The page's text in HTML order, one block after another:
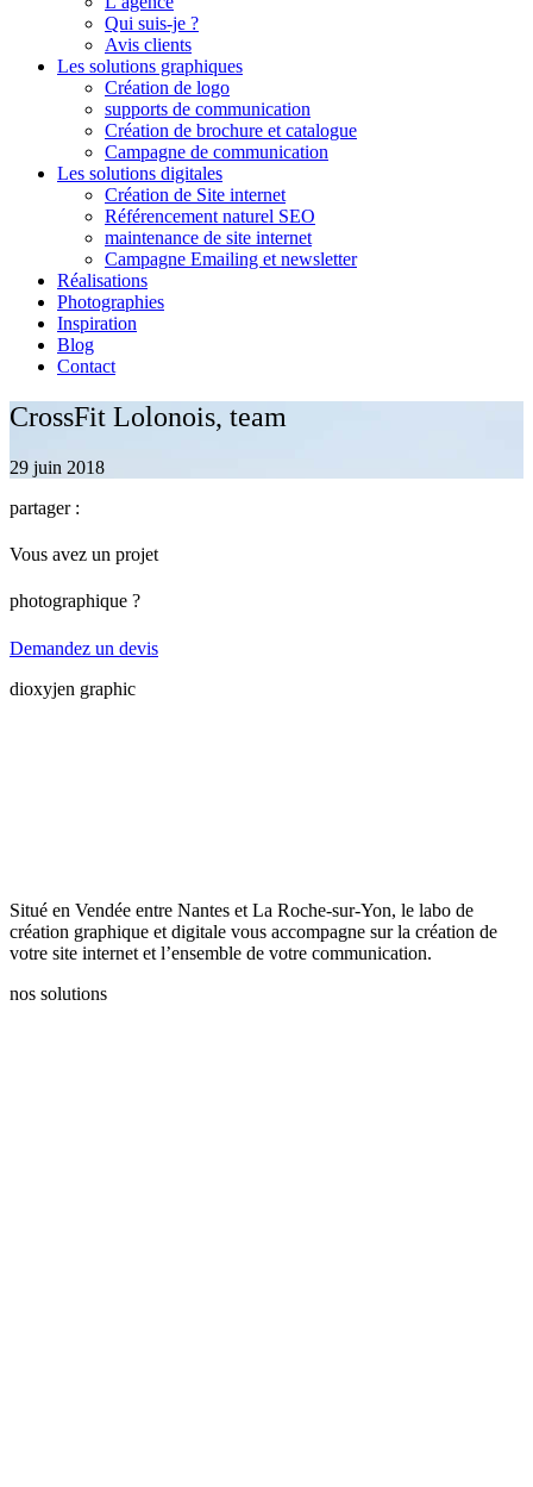
Qui suis-je ?
Avis clients
Les solutions graphiques
Création de logo
supports de communication
Création de brochure et catalogue
Campagne de communication
Les solutions digitales
Création de Site internet
Référencement naturel SEO
maintenance de site internet
Campagne Emailing et newsletter
Réalisations
Photographies
Inspiration
Blog
Contact
CrossFit Lolonois, team
29 juin 2018
partager :
Vous avez un projet
photographique ?
Demandez un devis
dioxyjen graphic
Situé en Vendée entre Nantes et La Roche-sur-Yon, le labo de
création graphique et digitale vous accompagne sur la création de
votre site internet et l’ensemble de votre communication.
nos solutions